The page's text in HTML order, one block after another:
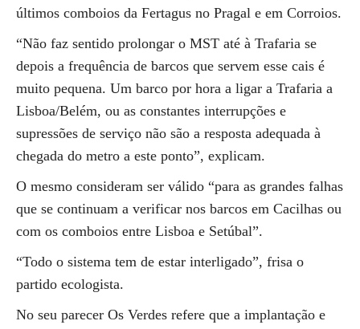
últimos comboios da Fertagus no Pragal e em Corroios.
“Não faz sentido prolongar o MST até à Trafaria se
depois a frequência de barcos que servem esse cais é
muito pequena. Um barco por hora a ligar a Trafaria a
Lisboa/Belém, ou as constantes interrupções e
supressões de serviço não são a resposta adequada à
chegada do metro a este ponto”, explicam.
O mesmo consideram ser válido “para as grandes falhas
que se continuam a verificar nos barcos em Cacilhas ou
com os comboios entre Lisboa e Setúbal”.
“Todo o sistema tem de estar interligado”, frisa o
partido ecologista.
No seu parecer Os Verdes refere que a implantação e